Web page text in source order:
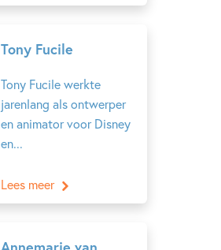
Tony Fucile
Tony Fucile werkte
jarenlang als ontwerper
en animator voor Disney
en...
Lees meer